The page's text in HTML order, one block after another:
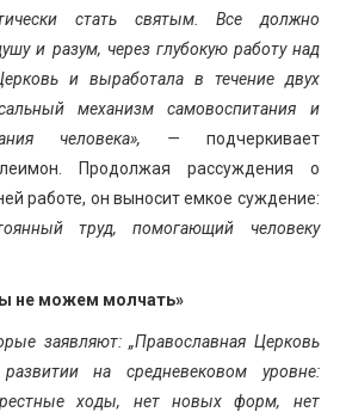
стать святым.Все должно
и разум, через глубокую работу над
и выработала в течение двух
механизм самовоспитания и
человека», — подчеркивает
Продолжая рассуждения о
работе, он выносит емкое суждение:
труд, помогающий человеку
не можем молчать»
заявляют: „Православная Церковь
на средневековом уровне:
ходы, нет новых форм, нет